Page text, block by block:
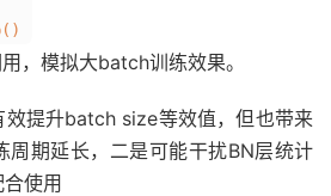
，模拟大batch训练效果。
效提升batch size等效值，但也带来
周期延长，二是可能干扰BN层统计
使用